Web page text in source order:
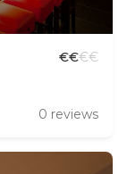
€€€€
0 reviews